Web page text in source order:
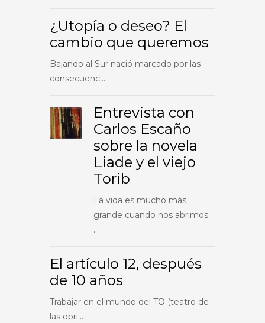
¿Utopía o deseo? El
cambio que queremos
Bajando al Sur nació marcado por las
consecuenc...
Entrevista con
Carlos Escaño
sobre la novela
Liade y el viejo
Torib
La vida es mucho más
grande cuando nos abrimos
...
El artículo 12, después
de 10 años
Trabajar en el mundo del TO (teatro de
las opri...